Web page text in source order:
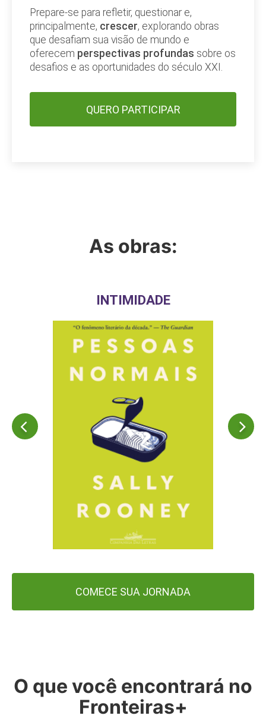
Prepare-se para refletir, questionar e,
principalmente, crescer, explorando obras
que desafiam sua visão de mundo e
oferecem perspectivas profundas sobre os
desafios e as oportunidades do século XXI.
QUERO PARTICIPAR
As obras:
INTIMIDADE
COMECE SUA JORNADA
O que você encontrará no
Fronteiras+